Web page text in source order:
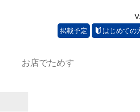
掲載予定
はじめての
お店でためす